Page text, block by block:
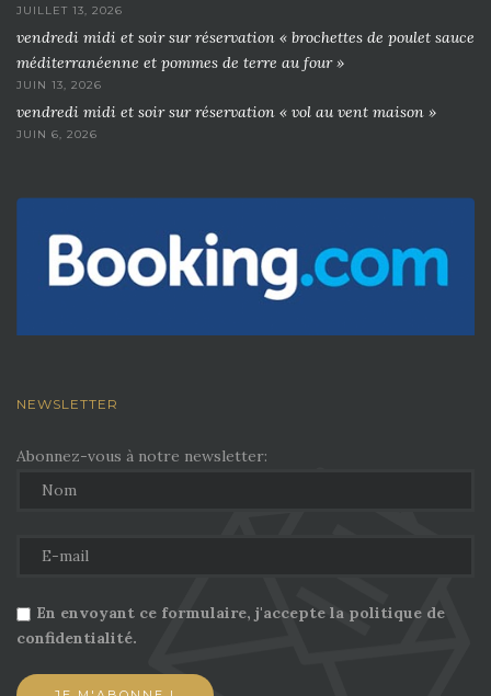
JUILLET 13, 2026
vendredi midi et soir sur réservation « brochettes de poulet sauce
méditerranéenne et pommes de terre au four »
JUIN 13, 2026
vendredi midi et soir sur réservation « vol au vent maison »
JUIN 6, 2026
NEWSLETTER
Abonnez-vous à notre newsletter:
En envoyant ce formulaire, j'accepte la politique de
confidentialité.